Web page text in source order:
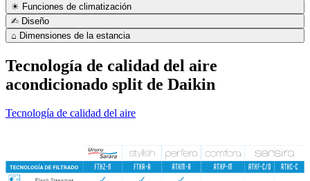
☀ Funciones de climatización
✍︎ Diseño
⌂ Dimensiones de la estancia
Tecnología de calidad del aire
acondicionado split de Daikin
Tecnología de calidad del aire